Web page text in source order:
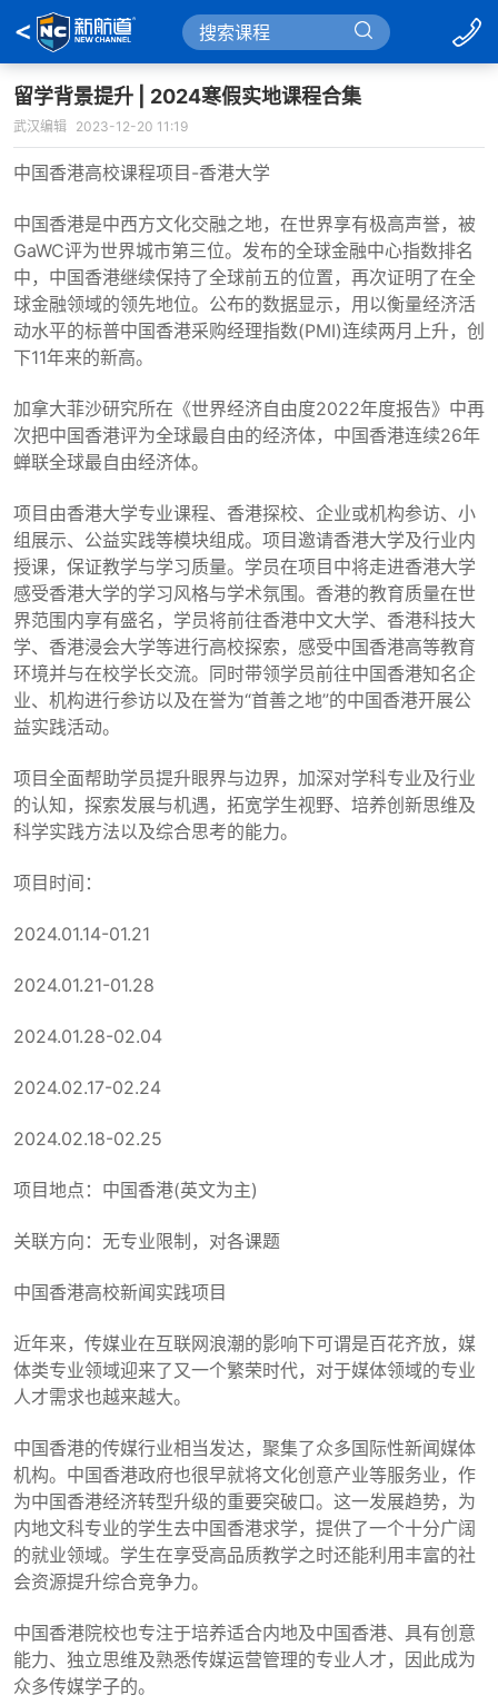
留学背景提升 | 2024寒假实地课程合集
武汉编辑 2023-12-20 11:19
中国香港高校课程项目-香港大学
中国香港是中西方文化交融之地，在世界享有极高声誉，被
GaWC评为世界城市第三位。发布的全球金融中心指数排名
中，中国香港继续保持了全球前五的位置，再次证明了在全
球金融领域的领先地位。公布的数据显示，用以衡量经济活
动水平的标普中国香港采购经理指数(PMI)连续两月上升，创
下11年来的新高。
加拿大菲沙研究所在《世界经济自由度2022年度报告》中再
次把中国香港评为全球最自由的经济体，中国香港连续26年
蝉联全球最自由经济体。
项目由香港大学专业课程、香港探校、企业或机构参访、小
组展示、公益实践等模块组成。项目邀请香港大学及行业内
授课，保证教学与学习质量。学员在项目中将走进香港大学
感受香港大学的学习风格与学术氛围。香港的教育质量在世
界范围内享有盛名，学员将前往香港中文大学、香港科技大
学、香港浸会大学等进行高校探索，感受中国香港高等教育
环境并与在校学长交流。同时带领学员前往中国香港知名企
业、机构进行参访以及在誉为“首善之地”的中国香港开展公
益实践活动。
项目全面帮助学员提升眼界与边界，加深对学科专业及行业
的认知，探索发展与机遇，拓宽学生视野、培养创新思维及
科学实践方法以及综合思考的能力。
项目时间：
2024.01.14-01.21
2024.01.21-01.28
2024.01.28-02.04
2024.02.17-02.24
2024.02.18-02.25
项目地点：中国香港(英文为主)
关联方向：无专业限制，对各课题
中国香港高校新闻实践项目
近年来，传媒业在互联网浪潮的影响下可谓是百花齐放，媒
体类专业领域迎来了又一个繁荣时代，对于媒体领域的专业
人才需求也越来越大。
中国香港的传媒行业相当发达，聚集了众多国际性新闻媒体
机构。中国香港政府也很早就将文化创意产业等服务业，作
为中国香港经济转型升级的重要突破口。这一发展趋势，为
内地文科专业的学生去中国香港求学，提供了一个十分广阔
的就业领域。学生在享受高品质教学之时还能利用丰富的社
会资源提升综合竞争力。
中国香港院校也专注于培养适合内地及中国香港、具有创意
能力、独立思维及熟悉传媒运营管理的专业人才，因此成为
众多传媒学子的。